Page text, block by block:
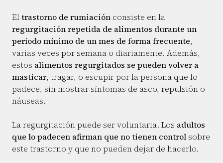
Eltrastorno de rumiación consiste en la
regurgitación repetida de alimentos durante un
período mínimo de un mes de forma frecuente,
varias veces por semana o diariamente. Además,
estos alimentos regurgitados se pueden volver a
masticar, tragar, o escupir por la persona que lo
padece, sin mostrar síntomas de asco, repulsión o
náuseas.
La regurgitación puede ser voluntaria. Los adultos
que lo padecen afirman que no tienen control sobre
este trastorno y que no pueden dejar de hacerlo.